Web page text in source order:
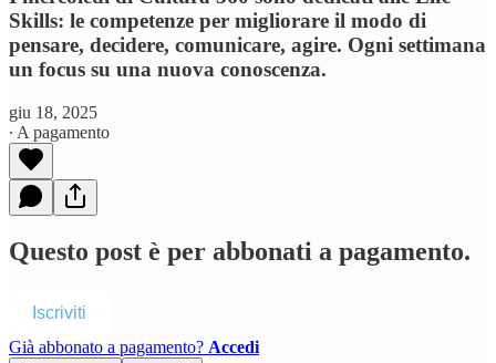
Skills: le competenze per migliorare il modo di
pensare, decidere, comunicare, agire. Ogni settimana
un focus su una nuova conoscenza.
giu 18, 2025
∙ A pagamento
Questo post è per abbonati a pagamento.
Iscriviti
Già abbonato a pagamento? Accedi